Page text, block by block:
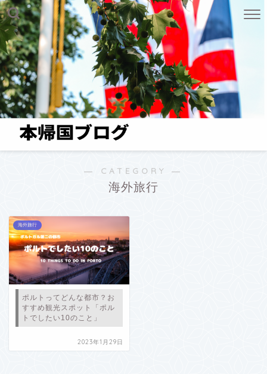
― CATEGORY ―
海外旅行
海外旅行
ポルトってどんな都市？お
すすめ観光スポット「ポル
トでしたい10のこと」
2023年1月29日